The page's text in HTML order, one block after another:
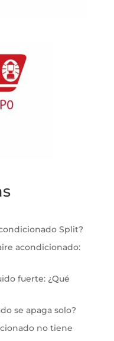
Split?
acondicionado:
fuerte: ¿Qué
se apaga solo?
no tiene